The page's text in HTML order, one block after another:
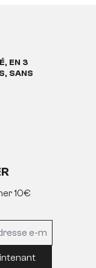
EN 3
SANS
10€